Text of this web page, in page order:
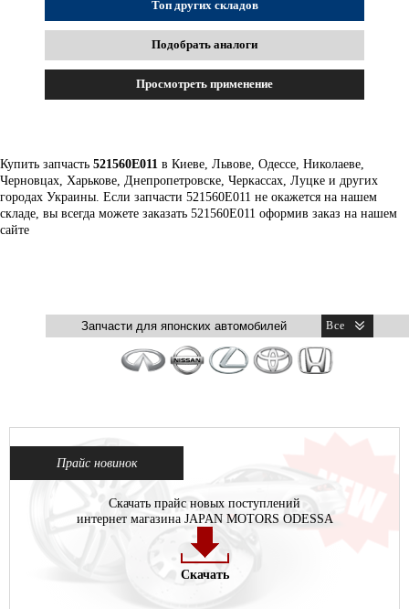
Топ других складов
Подобрать аналоги
Просмотреть применение
Купить запчасть 521560E011 в Киеве, Львове, Одессе, Николаеве,
Черновцах, Харькове, Днепропетровске, Черкассах, Луцке и других
городах Украины. Если запчасти 521560E011 не окажется на нашем
складе, вы всегда можете заказать 521560E011 оформив заказ на нашем
сайте
Прайс новинок
Скачать прайс новых поступлений
интернет магазина JAPAN MOTORS ODESSA
Скачать